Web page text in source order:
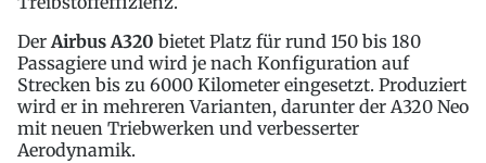
DerAirbus A320 bietet Platz für rund 150 bis 180
Passagiere und wird je nach Konfiguration auf
Strecken bis zu 6000 Kilometer eingesetzt. Produziert
wird er in mehreren Varianten, darunter der A320 Neo
mit neuen Triebwerken und verbesserter
Aerodynamik.